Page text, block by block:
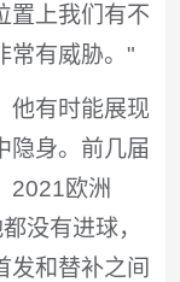
置上我们有不
常有威胁。"
他有时能展现
隐身。前几届
2021欧洲
没有进球，
发和替补之间